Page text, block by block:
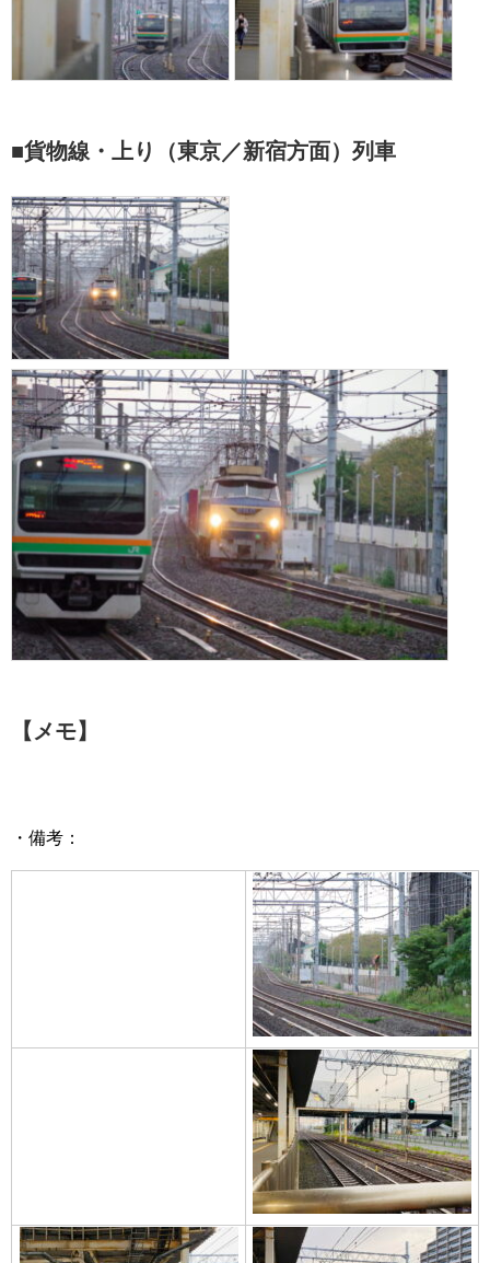
■貨物線・上り（東京／新宿方面）列車
【メモ】
・備考：